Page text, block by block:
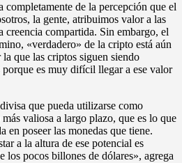
de la percepción que el
la gente, atribuimos valor a las
creencia compartida. Sin embargo, el
«verdadero» de la cripto está aún
que las criptos siguen siendo
porque es muy difícil llegar a ese valor
que pueda utilizarse como
valiosa a largo plazo, que es lo que
en poseer las monedas que tiene.
a la altura de ese potencial es
los pocos billones de dólares», agrega